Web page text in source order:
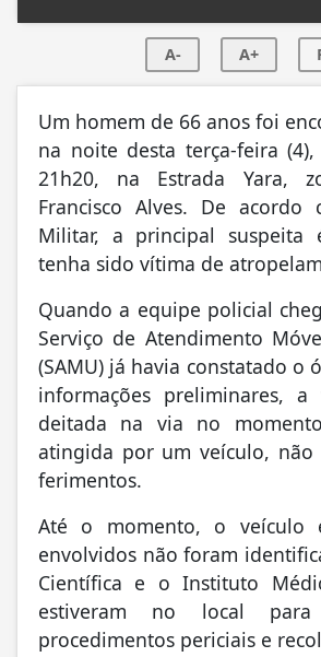
A- A+
Um homem de 66 anos foi
na noite desta terça-feira
21h20, na Estrada Yara,
Francisco Alves. De acordo
Militar, a principal
tenha sido vítima de
Quando a equipe policial
Serviço de Atendimento
(SAMU) já havia constatado o
informações preliminares, a
deitada na via no
atingida por um veículo, não
ferimentos.
Até o momento, o veículo
envolvidos não foram
Científica e o Instituto
estiveram no local
procedimentos periciais e